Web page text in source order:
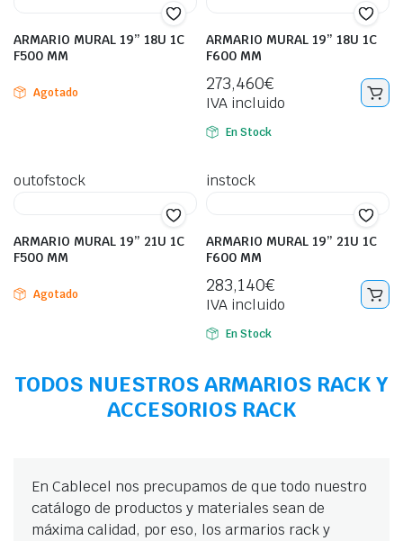
ARMARIO MURAL 19” 18U 1C
F500 MM
Agotado
ARMARIO MURAL 19” 18U 1C
F600 MM
273,460€
IVA incluido
En Stock
outofstock
ARMARIO MURAL 19” 21U 1C
F500 MM
Agotado
instock
ARMARIO MURAL 19” 21U 1C
F600 MM
283,140€
IVA incluido
En Stock
TODOS NUESTROS ARMARIOS RACK Y
ACCESORIOS RACK
En Cablecel nos precupamos de que todo nuestro
catálogo de productos y materiales sean de
máxima calidad, por eso, los armarios rack y